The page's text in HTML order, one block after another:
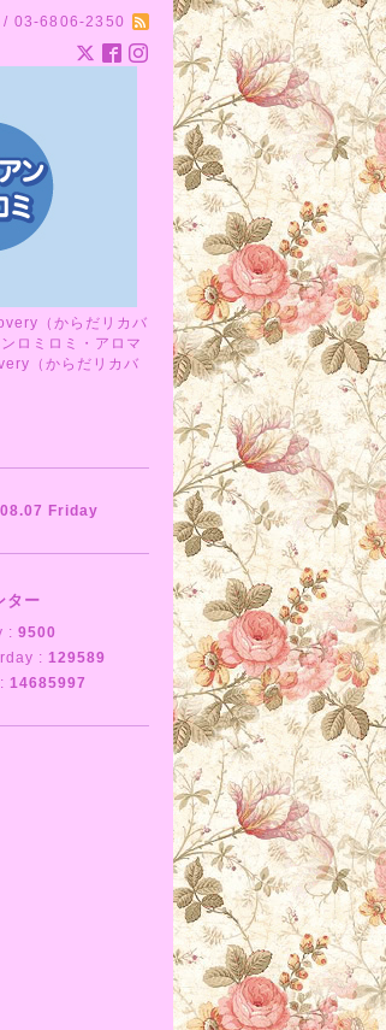
/ 03-6806-2350
（からだリカバ
ロミロミ・アロマ
（からだリカバ
Friday
ター
: 9500
: 129589
14685997